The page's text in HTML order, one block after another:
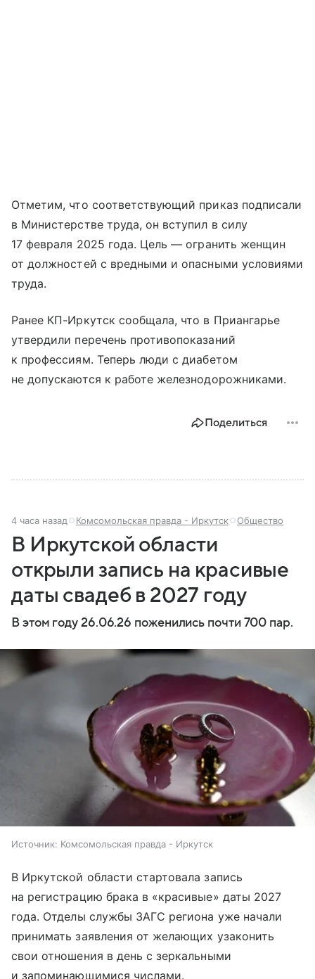
Отметим, что соответствующий приказ подписали
в Министерстве труда, он вступил в силу
17 февраля 2025 года. Цель — огранить женщин
от должностей с вредными и опасными условиями
труда.
Ранее КП-Иркутск сообщала, что в Приангарье
утвердили перечень противопоказаний
к профессиям. Теперь люди с диабетом
не допускаются к работе железнодорожниками.
Поделиться
4 часа назад Комсомольская правда - Иркутск Общество
В Иркутской области
открыли запись на красивые
даты свадеб в 2027 году
В этом году 26.06.26 поженились почти 700 пар.
Источник: Комсомольская правда - Иркутск
В Иркутской области стартовала запись
на регистрацию брака в «красивые» даты 2027
года. Отделы службы ЗАГС региона уже начали
принимать заявления от желающих узаконить
свои отношения в день с зеркальными
и запоминающимися числами.